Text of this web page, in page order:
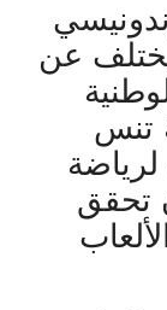
عن
تنس
تحقق